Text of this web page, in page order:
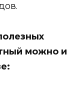
можно и